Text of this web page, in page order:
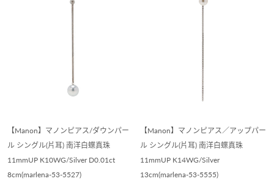
【Manon】マノンピアス/ダウンパー
ル シングル(片耳) 南洋白蝶真珠
11mmUP K10WG/Silver D0.01ct
8cm(marlena-53-5527)
【Manon】マノンピアス／アップパー
ル シングル(片耳) 南洋白蝶真珠
11mmUP K14WG/Silver
13cm(marlena-53-5555)